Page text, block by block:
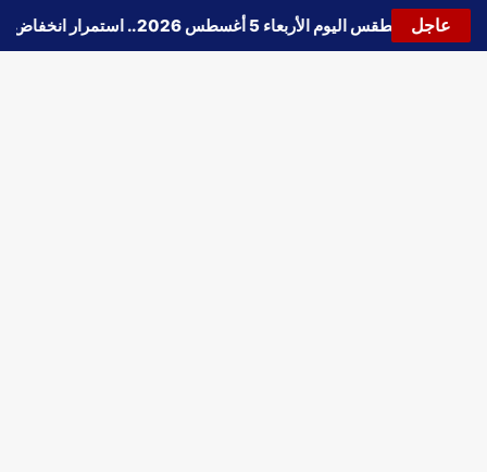
عاجل
🔵 حالة الطقس اليوم الأربعاء 5 أغسطس 2026.. استمرار انخفاض الحرارة وتحذيرات من الشبورة واضطراب الملاحة